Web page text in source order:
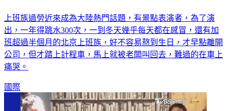
上班族過勞近來成為大陸熱門話題，有景點表演者，為了演
出，一年得跳水300次，一到冬天幾乎每天都在感冒，還有加
班超過半個月的北京上班族，好不容易熬到生日，才早點離開
公司，但才踏上計程車，馬上就被老闆叫回去，難過的在車上
痛哭。
國際